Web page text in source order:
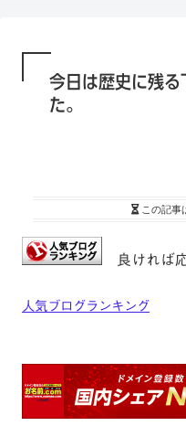
今日は歴史に残
た。
この記事
良ければ
人気ブログランキング